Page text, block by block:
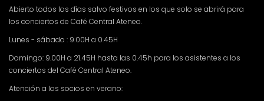
Abierto todos los días salvo festivos en los que solo se abrirá para
los conciertos de Café Central Ateneo.
Lunes - sábado : 9.00H a 0.45H
Domingo: 9.00H a 21.45H hasta las 0.45h para los asistentes a los
conciertos del Café Central Ateneo.
Atención a los socios en verano: